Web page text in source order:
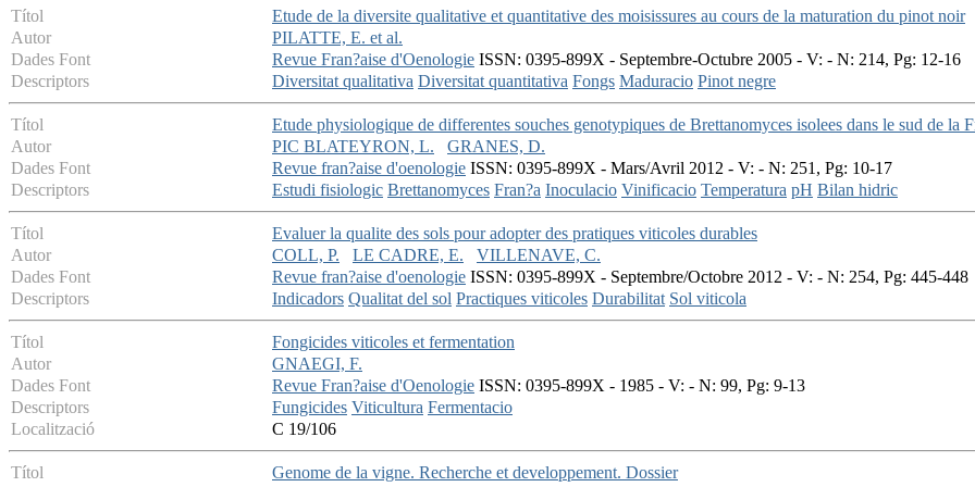
Títol
Etude de la diversite qualitative et quantitative des moisissures au cours de la maturation du pinot noir
Autor
PILATTE, E. et al.
Dades Font
Revue Fran?aise d'Oenologie ISSN: 0395-899X - Septembre-Octubre 2005 - V: - N: 214, Pg: 12-16
Descriptors
Diversitat qualitativa Diversitat quantitativa Fongs Maduracio Pinot negre
Títol
Etude physiologique de differentes souches genotypiques de Brettanomyces isolees dans le sud de la
Autor
PIC BLATEYRON, L.
GRANES, D.
Dades Font
Revue fran?aise d'oenologie ISSN: 0395-899X - Mars/Avril 2012 - V: - N: 251, Pg: 10-17
Descriptors
Estudi fisiologic Brettanomyces Fran?a Inoculacio Vinificacio Temperatura pH Bilan hidric
Títol
Evaluer la qualite des sols pour adopter des pratiques viticoles durables
Autor
COLL, P. LE CADRE, E.
VILLENAVE, C.
Dades Font
Revue fran?aise d'oenologie ISSN: 0395-899X - Septembre/Octobre 2012 - V: - N: 254, Pg: 445-448
Descriptors
Indicadors Qualitat del sol Practiques viticoles Durabilitat Sol viticola
Títol
Fongicides viticoles et fermentation
Autor
GNAEGI, F.
Dades Font
Revue Fran?aise d'Oenologie ISSN: 0395-899X - 1985 - V: - N: 99, Pg: 9-13
Descriptors
Fungicides Viticultura Fermentacio
Localització
C 19/106
Títol
Genome de la vigne. Recherche et developpement. Dossier